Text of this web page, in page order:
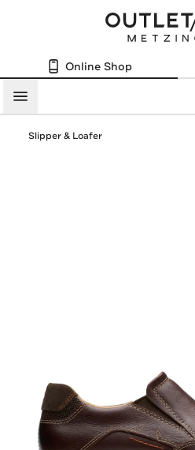
Online Shop
Menü
Slipper & Loafer